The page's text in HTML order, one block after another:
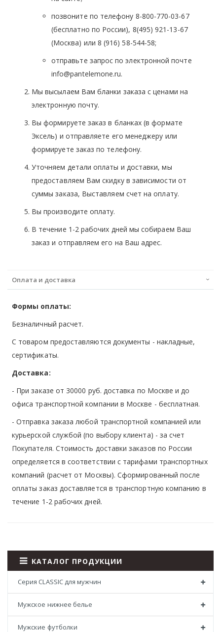
позвоните по телефону 8-800-770-03-67
(бесплатно по России), 8(495) 921-13-67
(Москва) или 8 (916) 58-544-58;
отправьте запрос по электронной почте
info@pantelemone.ru.
Мы высылаем Вам бланки заказа с ценами на
электронную почту.
Вы формируете заказ в бланках (в формате
Эксель) и отправляете его менеджеру или
формируете заказ по телефону.
Уточняем детали оплаты и доставки, мы
предоставляем Вам скидку в зависимости от
суммы заказа, Выставляем счет на оплату.
Вы производите оплату.
В течение 1-2 рабочих дней мы собираем Ваш
заказ и отправляем его на Ваш адрес.
Оплата и доставка
Формы оплаты:
Безналичный расчет.
С товаром предоставляются документы - накладные,
сертификаты.
Доставка:
- При заказе от 30000 руб. доставка по Москве и до
офиса транспортной компании в Москве - бесплатная.
- Отправка заказа любой транспортной компанией или
курьерской службой (по выбору клиента) - за счет
Покупателя. Стоимость доставки заказов по России
определяется в соответствии с тарифами транспортных
компаний (расчет от Москвы). Сформированный после
оплаты заказ доставляется в транспортную компанию в
течение 1-2 рабочих дней.
КАТАЛОГ ПРОДУКЦИИ
Серия CLASSIC для мужчин
Мужское нижнее белье
Мужские футболки